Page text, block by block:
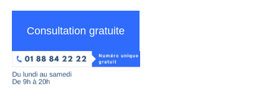
Consultation gratuite